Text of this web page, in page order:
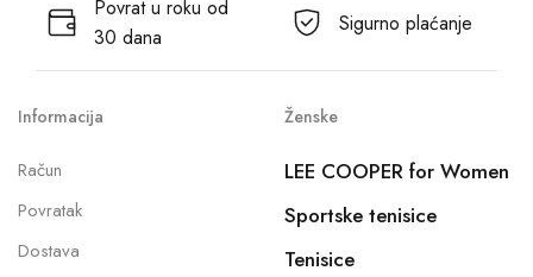
Povrat u roku od
30 dana
Sigurno plaćanje
Informacija
Račun
Povratak
Dostava
Ženske
LEE COOPER for Women
Sportske tenisice
Tenisice